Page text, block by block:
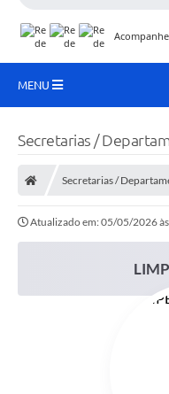
MENU
DOAÇÃO SOLIDARIA -
DIÁRIO OFICIAL DO
Carta de Serviços
Secretarias /
Secretarias /
Atualizado em: 05/05/2026